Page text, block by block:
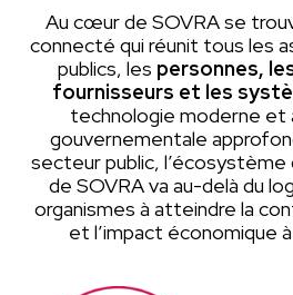
Au cœur de SOVRA se
connecté qui réunit tous les
publics, les personnes,
fournisseurs et les
technologie moderne et
gouvernementale
secteur public, l’écosystème
de SOVRA va au-delà du
organismes à atteindre la
et l’impact économique